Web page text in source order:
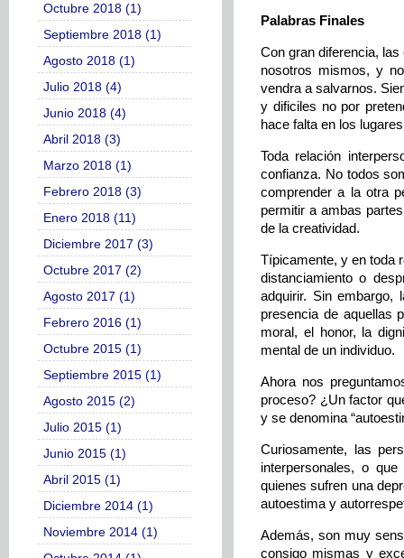
Octubre 2018 (1)
Septiembre 2018 (1)
Agosto 2018 (1)
Julio 2018 (4)
Junio 2018 (4)
Abril 2018 (3)
Marzo 2018 (1)
Febrero 2018 (3)
Enero 2018 (11)
Diciembre 2017 (3)
Octubre 2017 (2)
Agosto 2017 (1)
Febrero 2016 (1)
Octubre 2015 (1)
Septiembre 2015 (1)
Agosto 2015 (2)
Julio 2015 (1)
Junio 2015 (1)
Abril 2015 (1)
Diciembre 2014 (1)
Noviembre 2014 (1)
Palabras Finales
Con gran diferencia,
nosotros mismos, y
vendra a salvarnos.
y dificiles no por
hace falta en los
Toda relación
confianza. No todos
comprender a la otra
permitir a ambas
de la creatividad.
Típicamente, y en toda
distanciamiento o
adquirir. Sin embargo,
presencia de aquellas
moral, el honor, la
mental de un individuo.
Ahora nos
proceso? ¿Un factor
y se denomina
Curiosamente, las
interpersonales, o
quienes sufren una
autoestima y
Además, son muy
consigo mismas y